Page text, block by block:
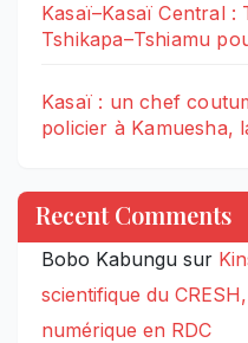
Kasaï–Kasaï Central :
Tshikapa–Tshiamu
Kasaï : un chef
policier à Kamuesha,
Recent Comments
Bobo Kabungu sur
scientifique du
numérique en RDC